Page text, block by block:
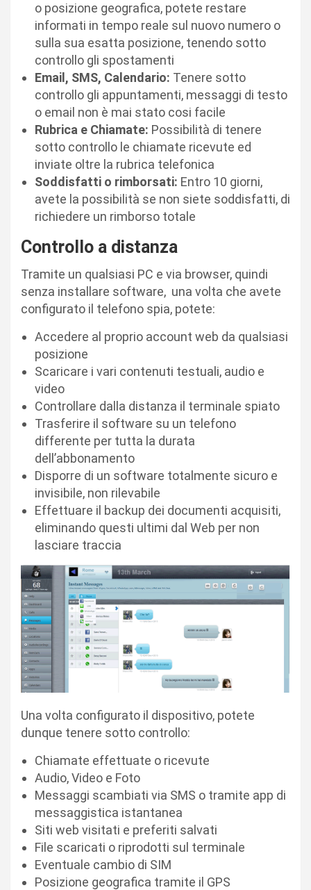
o posizione geografica, potete restare
informati in tempo reale sul nuovo numero o
sulla sua esatta posizione, tenendo sotto
controllo gli spostamenti
Email, SMS, Calendario: Tenere sotto
controllo gli appuntamenti, messaggi di testo
o email non è mai stato cosi facile
Rubrica e Chiamate: Possibilità di tenere
sotto controllo le chiamate ricevute ed
inviate oltre la rubrica telefonica
Soddisfatti o rimborsati: Entro 10 giorni,
avete la possibilità se non siete soddisfatti, di
richiedere un rimborso totale
Controllo a distanza
Tramite un qualsiasi PC e via browser, quindi
senza installare software, una volta che avete
configurato il telefono spia, potete:
Accedere al proprio account web da qualsiasi
posizione
Scaricare i vari contenuti testuali, audio e
video
Controllare dalla distanza il terminale spiato
Trasferire il software su un telefono
differente per tutta la durata
dell’abbonamento
Disporre di un software totalmente sicuro e
invisibile, non rilevabile
Effettuare il backup dei documenti acquisiti,
eliminando questi ultimi dal Web per non
lasciare traccia
Una volta configurato il dispositivo, potete
dunque tenere sotto controllo:
Chiamate effettuate o ricevute
Audio, Video e Foto
Messaggi scambiati via SMS o tramite app di
messaggistica istantanea
Siti web visitati e preferiti salvati
File scaricati o riprodotti sul terminale
Eventuale cambio di SIM
Posizione geografica tramite il GPS